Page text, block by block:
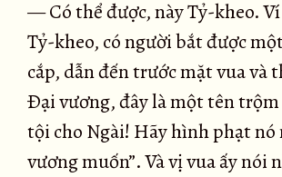
— Có thể được, này Tỷ-kheo.
Tỷ-kheo, có người bắt được
cắp, dẫn đến trước mặt vua và
Ðại vương, đây là một tên
tội cho Ngài! Hãy hình phạt
vương muốn”. Và vị vua ấy nói